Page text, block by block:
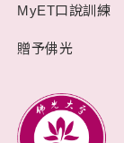
MyET口說訓練
贈予佛光